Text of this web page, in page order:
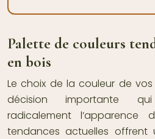
Palette de couleurs
en bois
Le choix de la couleur de
décision importante
radicalement l’apparence
tendances actuelles